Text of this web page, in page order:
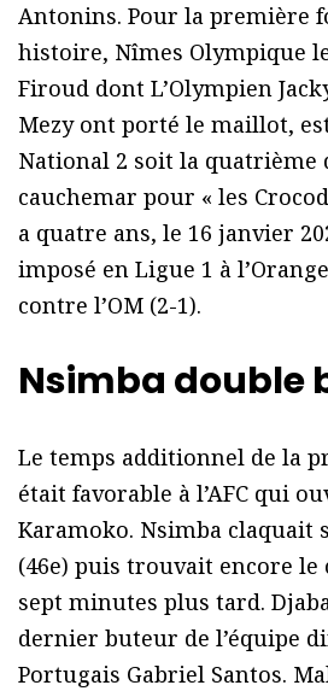
Antonins. Pour la première
histoire, Nîmes Olympique
Firoud dont L’Olympien
Mezy ont porté le maillot,
National 2 soit la quatrième
cauchemar pour « les
a quatre ans, le 16 janvier
imposé en Ligue 1 à
contre l’OM (2-1).
Nsimba double
Le temps additionnel de la
était favorable à l’AFC qui
Karamoko. Nsimba claquait
(46e) puis trouvait encore le
sept minutes plus tard.
dernier buteur de l’équipe
Portugais Gabriel Santos.